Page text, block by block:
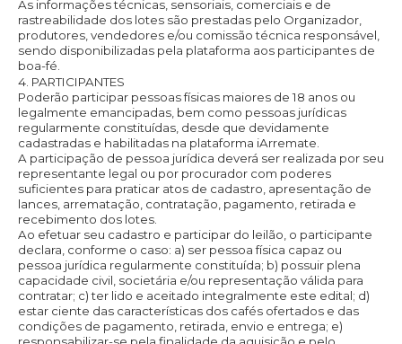
As informações técnicas, sensoriais, comerciais e de
rastreabilidade dos lotes são prestadas pelo Organizador,
produtores, vendedores e/ou comissão técnica responsável,
sendo disponibilizadas pela plataforma aos participantes de
boa-fé.
4. PARTICIPANTES
Poderão participar pessoas físicas maiores de 18 anos ou
legalmente emancipadas, bem como pessoas jurídicas
regularmente constituídas, desde que devidamente
cadastradas e habilitadas na plataforma iArremate.
A participação de pessoa jurídica deverá ser realizada por seu
representante legal ou por procurador com poderes
suficientes para praticar atos de cadastro, apresentação de
lances, arrematação, contratação, pagamento, retirada e
recebimento dos lotes.
Ao efetuar seu cadastro e participar do leilão, o participante
declara, conforme o caso: a) ser pessoa física capaz ou
pessoa jurídica regularmente constituída; b) possuir plena
capacidade civil, societária e/ou representação válida para
contratar; c) ter lido e aceitado integralmente este edital; d)
estar ciente das características dos cafés ofertados e das
condições de pagamento, retirada, envio e entrega; e)